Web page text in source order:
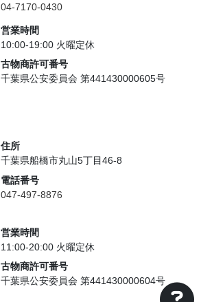
04-7170-0430
営業時間
10:00-19:00 火曜定休
古物商許可番号
千葉県公安委員会 第441430000605号
住所
千葉県船橋市丸山5丁目46-8
電話番号
047-497-8876
営業時間
11:00-20:00 火曜定休
古物商許可番号
千葉県公安委員会 第441430000604号